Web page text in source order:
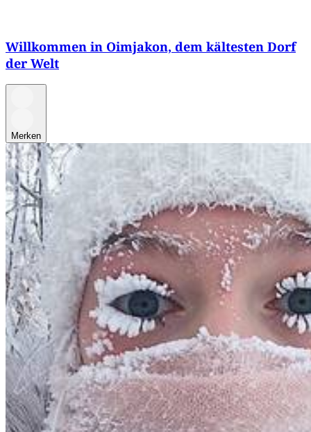
Willkommen in Oimjakon, dem kältesten Dorf
der Welt
Merken